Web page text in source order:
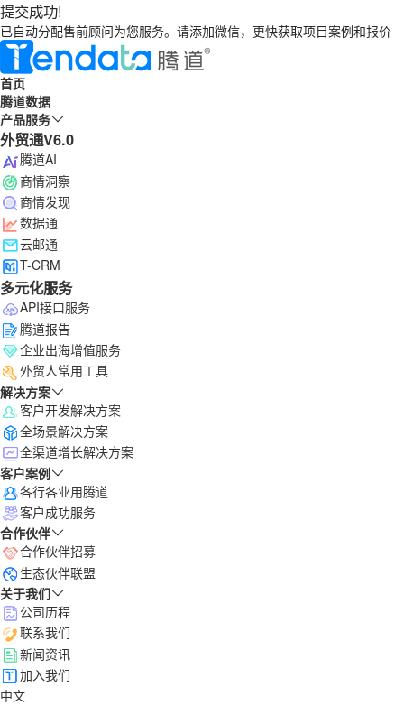
提交成功!
已自动分配售前顾问为您服务。请添加微信，更快获取项目案例和报价
首页
腾道数据
产品服务
外贸通V6.0
腾道AI
商情洞察
商情发现
数据通
云邮通
T-CRM
多元化服务
API接口服务
腾道报告
企业出海增值服务
外贸人常用工具
解决方案
客户开发解决方案
全场景解决方案
全渠道增长解决方案
客户案例
各行各业用腾道
客户成功服务
合作伙伴
合作伙伴招募
生态伙伴联盟
关于我们
公司历程
联系我们
新闻资讯
加入我们
中文